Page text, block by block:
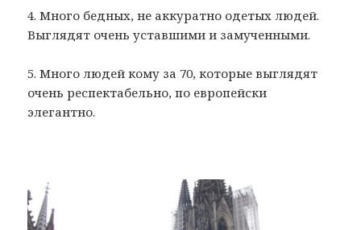
4. Много бедных, не аккуратно одетых людей.
Выглядят очень уставшими и замученными.
5. Много людей кому за 70, которые выглядят
очень респектабельно, по европейски
элегантно.